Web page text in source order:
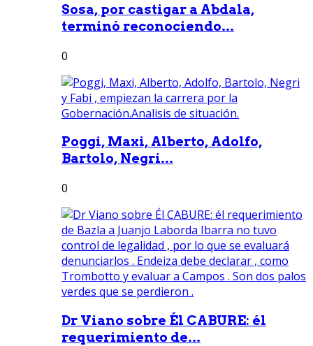
Sosa, por castigar a Abdala,
terminó reconociendo...
0
Poggi, Maxi, Alberto, Adolfo,
Bartolo, Negri...
0
Dr Viano sobre Él CABURE: él
requerimiento de...